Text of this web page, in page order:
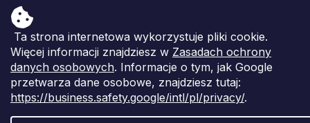
Ta strona internetowa wykorzystuje pliki cookie.
Więcej informacji znajdziesz w Zasadach ochrony
danych osobowych. Informacje o tym, jak Google
przetwarza dane osobowe, znajdziesz tutaj:
https://business.safety.google/intl/pl/privacy/.